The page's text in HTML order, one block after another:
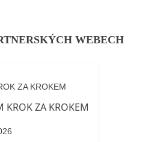
WEBECH
ZA KROKEM